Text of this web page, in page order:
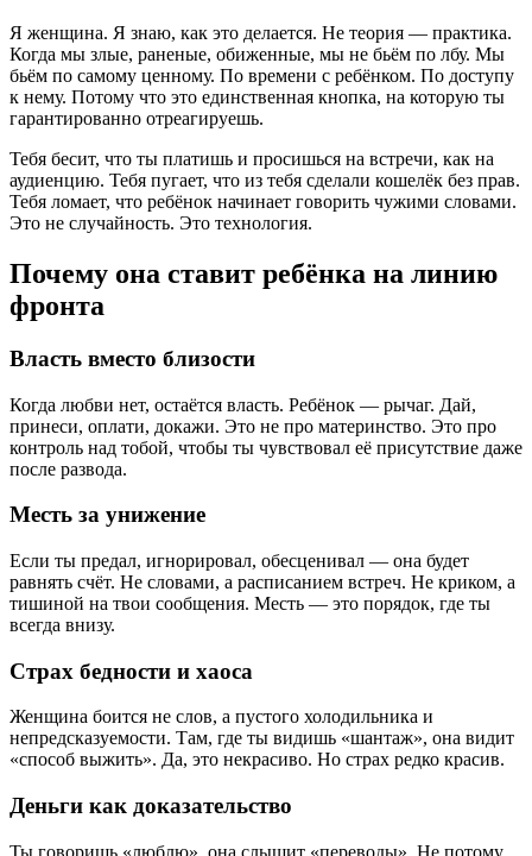
Я женщина. Я знаю, как это делается. Не теория — практика.
Когда мы злые, раненые, обиженные, мы не бьём по лбу. Мы
бьём по самому ценному. По времени с ребёнком. По доступу
к нему. Потому что это единственная кнопка, на которую ты
гарантированно отреагируешь.
Тебя бесит, что ты платишь и просишься на встречи, как на
аудиенцию. Тебя пугает, что из тебя сделали кошелёк без прав.
Тебя ломает, что ребёнок начинает говорить чужими словами.
Это не случайность. Это технология.
Почему она ставит ребёнка на линию
фронта
Власть вместо близости
Когда любви нет, остаётся власть. Ребёнок — рычаг. Дай,
принеси, оплати, докажи. Это не про материнство. Это про
контроль над тобой, чтобы ты чувствовал её присутствие даже
после развода.
Месть за унижение
Если ты предал, игнорировал, обесценивал — она будет
равнять счёт. Не словами, а расписанием встреч. Не криком, а
тишиной на твои сообщения. Месть — это порядок, где ты
всегда внизу.
Страх бедности и хаоса
Женщина боится не слов, а пустого холодильника и
непредсказуемости. Там, где ты видишь «шантаж», она видит
«способ выжить». Да, это некрасиво. Но страх редко красив.
Деньги как доказательство
Ты говоришь «люблю», она слышит «переводы». Не потому